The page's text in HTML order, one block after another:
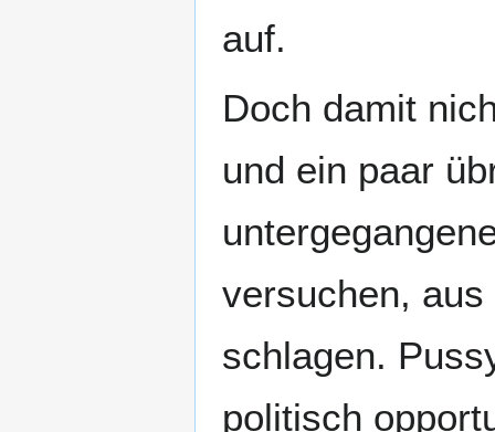
auf.
Doch damit
und ein paar
versuchen,
schlagen.
politisch